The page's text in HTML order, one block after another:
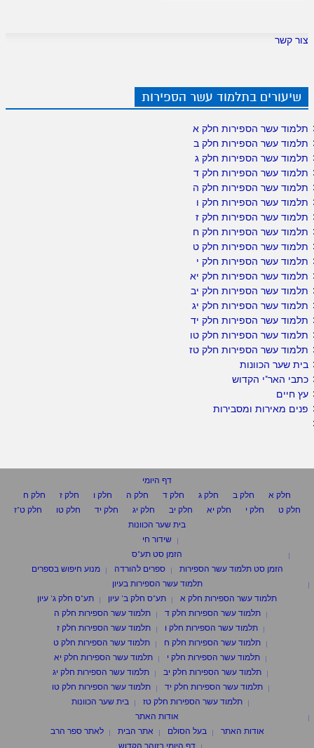
צור קשר
שיעורים בתלמוד עשר הספירות
תלמוד עשר הספירות חלק א
תלמוד עשר הספירות חלק ב
תלמוד עשר הספירות חלק ג
תלמוד עשר הספירות חלק ד
תלמוד עשר הספירות חלק ה
תלמוד עשר הספירות חלק ו
תלמוד עשר הספירות חלק ז
תלמוד עשר הספירות חלק ח
תלמוד עשר הספירות חלק ט
תלמוד עשר הספירות חלק י
תלמוד עשר הספירות חלק יא
תלמוד עשר הספירות חלק יב
תלמוד עשר הספירות חלק יג
תלמוד עשר הספירות חלק יד
תלמוד עשר הספירות חלק טו
תלמוד עשר הספירות חלק טז
בית שער הכוונות
כתבי האר"י הקדוש
עץ חיים
פנים מאירות ומסבירות
דף היומי
חלק א
חלק ב חלק ג חלק ד חלק ה חלק ו חלק ז
חלק ח
חלק ט
חלק י חלק יא חלק יב חלק יג חלק יד חלק טו
חלק ט"ז
בית שער הכוונות
שידור חי
הזמן סט תע"ס
הזמן סט תלמוד עשר הספירות
ספרים להורדה
מנוע חיפוש בספרים
תלמוד עשר הספירות בעיון
תלמוד עשר הספירות חלק א
תע"ס חלק ב' עיון
תע"ס חלק ג' עיון
תלמוד עשר הספירות חלק ד
תלמוד עשר הספירות חלק ה
תלמוד עשר הספירות חלק ו
תלמוד עשר הספירות חלק ז
תלמוד עשר הספירות חלק ח
תלמוד עשר הספירות חלק ט
תלמוד עשר הספירות חלק י
תלמוד עשר הספירות חלק יא
תלמוד עשר הספירות חלק יב
תלמוד עשר הספירות חלק יג
תלמוד עשר הספירות חלק יד
תלמוד עשר הספירות חלק טו
תלמוד עשר הספירות חלק טז
בית שער הכוונות
אודות האתר
אודות האתר
בעל הסולם אתר הבית
לאתר ספר הרב
דף היומי בזוהר הקדוש